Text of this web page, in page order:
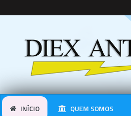
INÍCIO QUEM SOMOS